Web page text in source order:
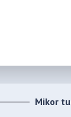
Mikor